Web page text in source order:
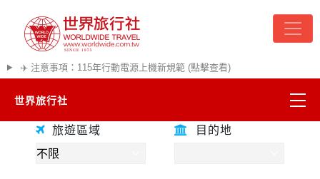
✈️ 注意事項：115年行動電源上機新規範 (點擊查看)
世界旅行社
精彩越南
往前
往後
旅遊區域
目的地